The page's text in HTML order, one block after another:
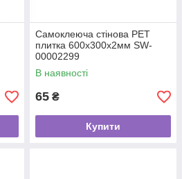
Самоклеюча стінова PET
плитка 600х300х2мм SW-
00002299
В наявності
65 ₴
Купити